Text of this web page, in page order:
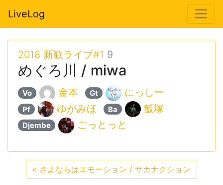
LiveLog
2018 新歓ライブ#1 9
めぐろ川 / miwa
Vo 金本 Gt にっしー
Pf ゆがみほ Ba 飯塚
Djembe ごっとっと
« さよならはエモーション / サカナクション